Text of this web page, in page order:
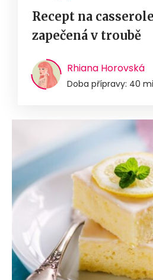
Recept na
zapečená v troubě
Rhiana Horovská
Doba přípravy: 40